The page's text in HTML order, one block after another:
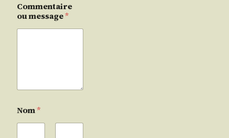
Commentaire
ou message*
Nom*